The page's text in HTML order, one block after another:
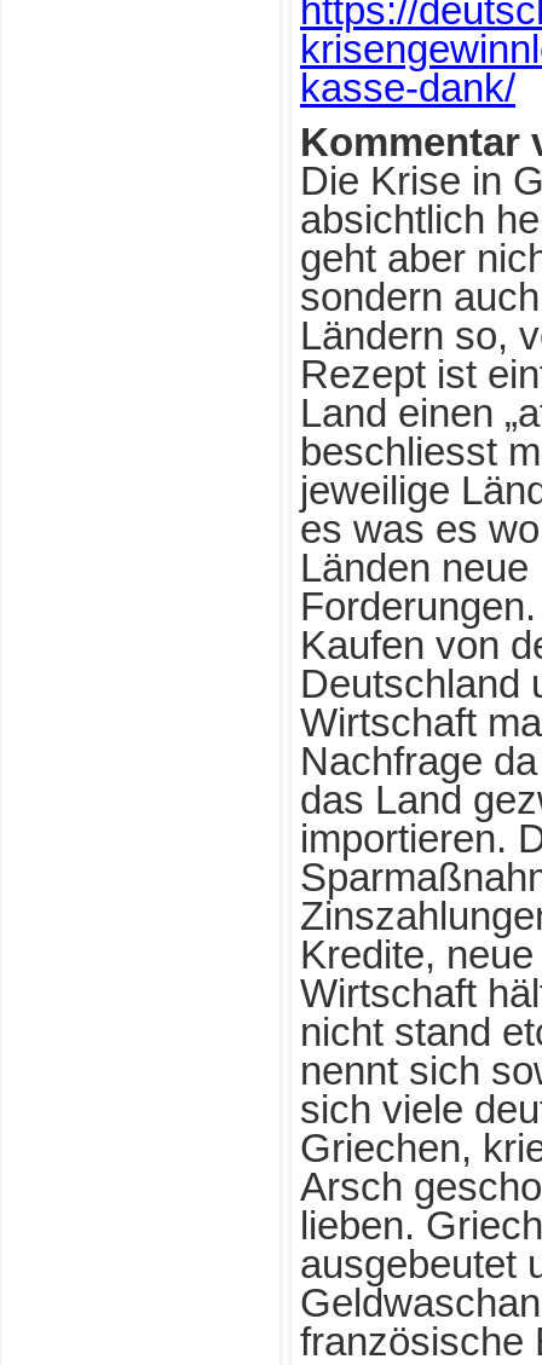
https://
kasse-dank/
Kommentar
Die Krise in
absichtlich
geht aber
sondern
Ländern so,
Rezept ist
Land einen
beschliesst
jeweilige
es was es
Länden
Kaufen von
Deutschland
Wirtschaft
Nachfrage
das Land
importieren.
Kredite,
Wirtschaft
nicht stand
nennt sich
sich viele
Griechen,
Arsch
lieben.
ausgebeutet
französische